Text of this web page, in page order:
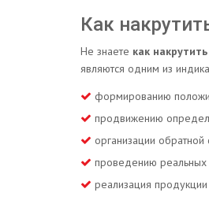
Как
Не знаете как
являются одним из
формированию
продвижению
организации
проведению реальных
реализация